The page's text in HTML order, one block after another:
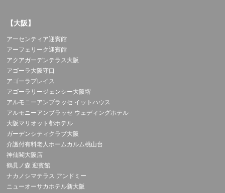
【大阪】
アーセンティア迎賓館
アーフェリーク迎賓館
アクアガーデンテラス大阪
アゴーラ大阪守口
アゴーラプレイス
アゴーラリージェンシー大阪堺
アルモニーアンブラッセ イットハウス
アルモニーアンブラッセ ウェディングホテル
大阪マリオット都ホテル
ガーデンシティクラブ大阪
介護付有料老人ホームカルム桃山台
神仙閣大阪店
鶴見ノ森 迎賓館
ナカノシマテラス アンドミー
ニューオーサカホテル新大阪